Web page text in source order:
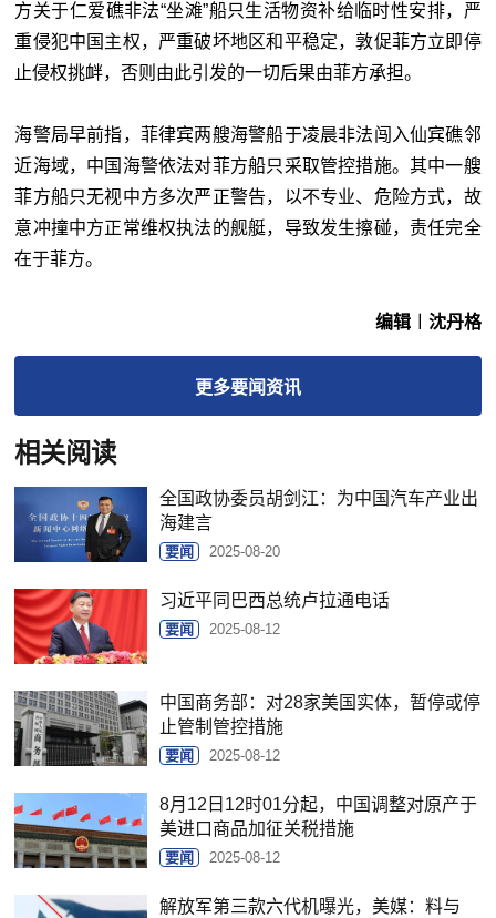
方关于仁爱礁非法“坐滩”船只生活物资补给临时性安排，严
重侵犯中国主权，严重破坏地区和平稳定，敦促菲方立即停
止侵权挑衅，否则由此引发的一切后果由菲方承担。
海警局早前指，菲律宾两艘海警船于凌晨非法闯入仙宾礁邻
近海域，中国海警依法对菲方船只采取管控措施。其中一艘
菲方船只无视中方多次严正警告，以不专业、危险方式，故
意冲撞中方正常维权执法的舰艇，导致发生擦碰，责任完全
在于菲方。
编辑︱沈丹格
更多要闻资讯
相关阅读
全国政协委员胡剑江：为中国汽车产业出
海建言
要闻 2025-08-20
习近平同巴西总统卢拉通电话
要闻 2025-08-12
中国商务部：对28家美国实体，暂停或停
止管制管控措施
要闻 2025-08-12
8月12日12时01分起，中国调整对原产于
美进口商品加征关税措施
要闻 2025-08-12
解放军第三款六代机曝光，美媒：料与